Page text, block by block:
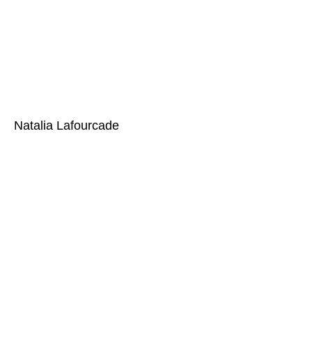
Natalia Lafourcade